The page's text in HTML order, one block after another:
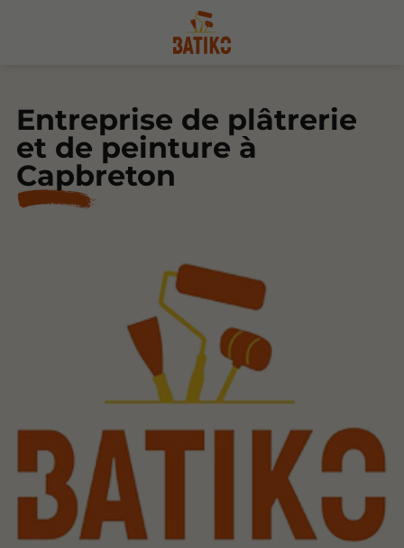
Entreprise de plâtrerie
et de peinture à
Capbreton